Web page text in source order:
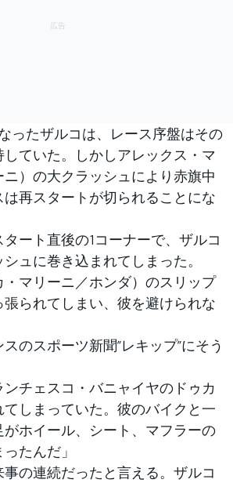
ったザルコは、レース序盤はその
ていた。しかしアレックス・マ
）の大クラッシュにより赤旗中
再スタートが切られることにな
ート直後の1コーナーで、ザルコ
ュに巻き込まれてしまった。
・マリーニ／ホンダ）のスリップ
張られてしまい、彼を避けられな
のスポーツ新聞”レキップ”にそう
ンチェスコ・バニャイヤのドゥカ
しまっていた。彼のバイクと一
ホイール、シート、マフラーの
たんだ」
の連続だったと言える。ザルコ